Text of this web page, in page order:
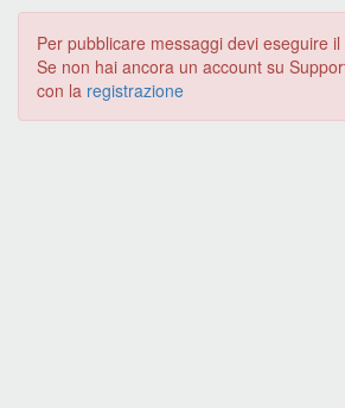
Per pubblicare messaggi devi eseguire il
Se non hai ancora un account su
con la registrazione